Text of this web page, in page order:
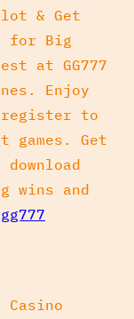
& Get
for Big
at GG777
Enjoy
register to
games. Get
wins and
gg777
Casino